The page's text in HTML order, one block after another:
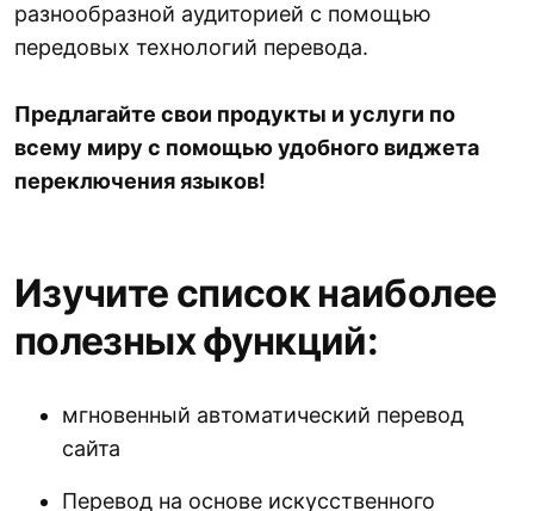
разнообразной аудиторией с помощью
передовых технологий перевода.
Предлагайте свои продукты и услуги по
всему миру с помощью удобного виджета
переключения языков!
Изучите список наиболее
полезных функций:
мгновенный автоматический перевод
сайта
Перевод на основе искусственного